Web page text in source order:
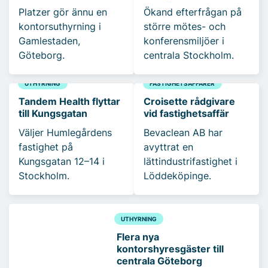
Platzer gör ännu en
kontorsuthyrning i
Gamlestaden,
Göteborg.
Ökand efterfrågan på
större mötes- och
konferensmiljöer i
centrala Stockholm.
UTHYRNING
Tandem Health flyttar
till Kungsgatan
Väljer Humlegårdens
fastighet på
Kungsgatan 12–14 i
Stockholm.
FASTIGHETSAFFÄRER
Croisette rådgivare
vid fastighetsaffär
Bevaclean AB har
avyttrat en
lättindustrifastighet i
Löddeköpinge.
UTHYRNING
Flera nya
kontorshyresgäster till
centrala Göteborg